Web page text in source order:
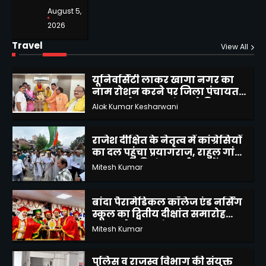
August 5,
2026
Travel View All
1
2
यूनिवर्सिटी लाकर खागा नगर का
नाम रोशन करने पर जिला पंचायत
अध्यक्ष को व्यापार मंडल ने किया
Alok Kumar Kesharwani
3
राजेश दीक्षित के नेतृत्व में कांग्रेसियों
का दल पहुंचा प्रयागराज, राहुल गांधी
द्वारा छात्रों की गूंज कार्यक्रम में हुए
Mitesh Kumar
4
बांदा पैरामेडिकल कॉलेज एंड नर्सिंग
स्कूल का द्वितीय दीक्षांत समारोह
भव्यता के साथ संपन्न
Mitesh Kumar
पुलिस व राजस्व विभाग की संयुक्त